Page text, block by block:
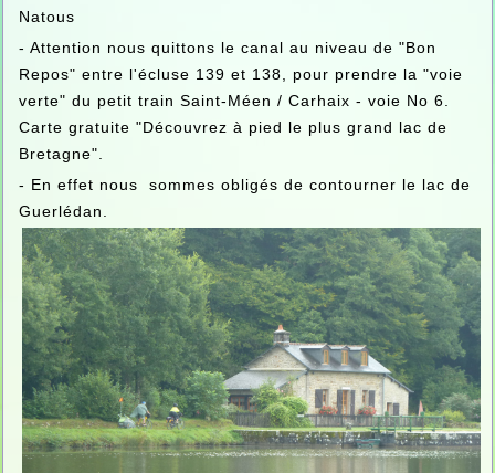
Natous
- Attention nous quittons le canal au niveau de "Bon
Repos" entre l'écluse 139 et 138, pour prendre la "voie
verte" du petit train Saint-Méen / Carhaix - voie No 6.
Carte gratuite "Découvrez à pied le plus grand lac de
Bretagne".
- En effet nous sommes obligés de contourner le lac de
Guerlédan.